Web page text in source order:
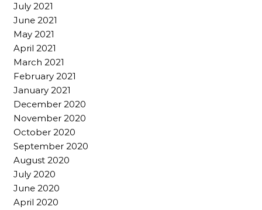
July 2021
June 2021
May 2021
April 2021
March 2021
February 2021
January 2021
December 2020
November 2020
October 2020
September 2020
August 2020
July 2020
June 2020
April 2020